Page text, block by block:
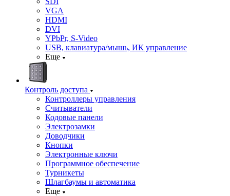
VGA
HDMI
DVI
YPbPr, S-Video
USB, клавиатура/мышь, ИК управление
Еще
Контроль доступа
Контроллеры управления
Считыватели
Кодовые панели
Электрозамки
Доводчики
Кнопки
Электронные ключи
Программное обеспечение
Турникеты
Шлагбаумы и автоматика
Еще